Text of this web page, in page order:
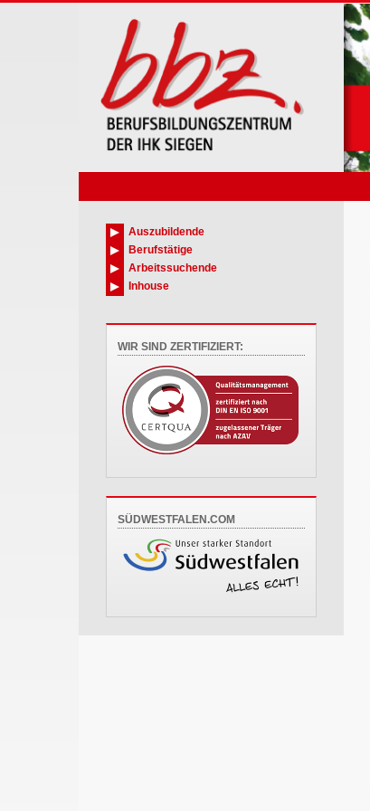
Auszubildende
Berufstätige
Arbeitssuchende
Inhouse
WIR SIND ZERTIFIZIERT:
SÜDWESTFALEN.COM